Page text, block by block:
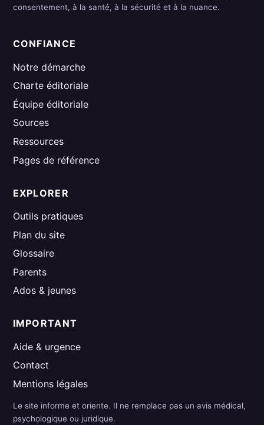
consentement, à la santé, à la sécurité et à la nuance.
CONFIANCE
Notre démarche
Charte éditoriale
Équipe éditoriale
Sources
Ressources
Pages de référence
EXPLORER
Outils pratiques
Plan du site
Glossaire
Parents
Ados & jeunes
IMPORTANT
Aide & urgence
Contact
Mentions légales
Le site informe et oriente. Il ne remplace pas un avis médical,
psychologique ou juridique.